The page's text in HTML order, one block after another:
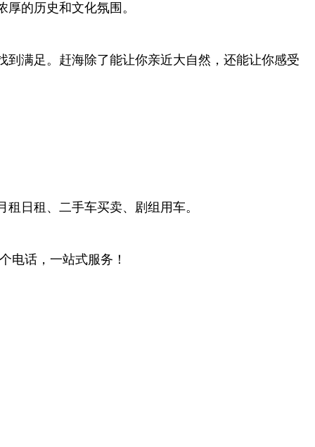
的历史和文化氛围。
满足。赶海除了能让你亲近大自然，还能让你感受
日租、二手车买卖、剧组用车。
电话，一站式服务！